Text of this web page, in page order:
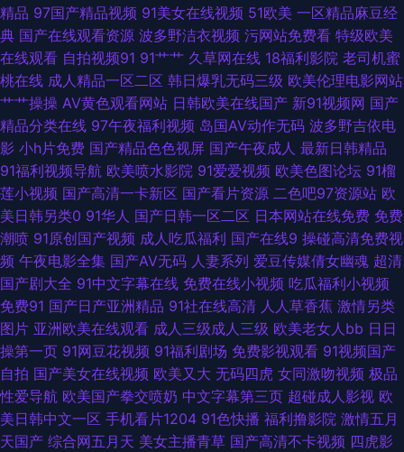
人人摸人人换 人人肏人人 97草碰 大香蕉视频99 海角社区最新网址 91黄色
网入口一 岛国三级片 久久肏逼网 欧美性爱第1页 四虎AⅤ 91tv官网 超碰碰免
费人妻 国产精产国品一区 激情五月天社区 欧美A级性交大片 日本成人导航
三级片av在线 51国产成人自拍 菠萝AV免费 韩国激情四射 久久鲁鲁 欧美大
肥婆p 丝袜第一页在线 亚洲爱爱永久网站 91撸啊撸 97在线超碰丝袜 超碰青
草 国产高清av 美女超碰 日韩精品第四页 天天干免费看 亚洲五夜剧场 97視
頻 超碰在线cop 户外露出自慰小说 久久综合成人 欧美日韩国内 日韩一区二
区 91桃色神马 国产乱子伦精品 欧美五级a五级 亚洲成人一二三 91看片免费
下载 99热深夜操逼网 成人另类免费视频 久草精品伦理 香蕉污视频破解版 超
碰男人 免费抖阴在线 青娱乐最新地址 亚洲色图私拍91 91黄色视频精品 激情
精品 97国产精品视频 91美女在线视频 51欧美 一区精品麻豆经
典 国产在线观看资源 波多野洁衣视频 污网站免费看 特级欧美
在线观看 自拍视频91 91艹艹 久草网在线 18福利影院 老司机蜜
桃在线 成人精品一区二区 韩日爆乳无码三级 欧美伦理电影网站
艹艹操操 AV黄色观看网站 日韩欧美在线国产 新91视频网 国产
精品分类在线 97午夜福利视频 岛国AV动作无码 波多野吉依电
影 小h片免费 国产精品色色视屏 国产午夜成人 最新日韩精品
91福利视频导航 欧美喷水影院 91爱爱视频 欧美色图论坛 91榴
莲小视频 国产高清一卡新区 国产看片资源 二色吧97资源站 欧
美日韩另类0 91华人 国产日韩一区二区 日本网站在线免费 免费
潮喷 91原创国产视频 成人吃瓜福利 国产在线9 操碰高清免费视
频 午夜电影全集 国产AV无码 人妻系列 爱豆传媒倩女幽魂 超清
国产剧大全 91中文字幕在线 免费在线小视频 吃瓜福利小视频
免费91 国产日产亚洲精品 91社在线高清 人人草香蕉 激情另类
图片 亚洲欧美在线观看 成人三级成人三级 欧美老女人bb 日日
操第一页 91网豆花视频 91福利剧场 免费影视观看 91视频国产
自拍 国产美女在线视频 欧美又大 无码四虎 女同激吻视频 极品
性爱导航 欧美国产拳交喷奶 中文字幕第三页 超碰成人影视 欧
美日韩中文一区 手机看片1204 91色快播 福利撸影院 激情五月
天国产 综合网五月天 美女主播青草 国产高清不卡视频 四虎影